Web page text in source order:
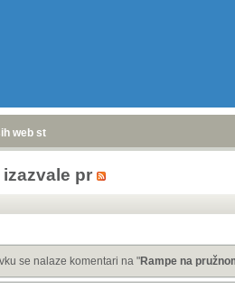
web stranica
pr
se nalaze komentari na "Rampe na